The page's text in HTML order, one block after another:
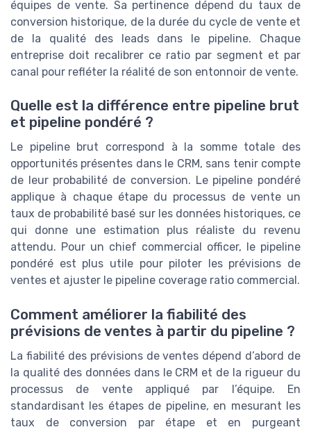
équipes de vente. Sa pertinence dépend du taux de
conversion historique, de la durée du cycle de vente et
de la qualité des leads dans le pipeline. Chaque
entreprise doit recalibrer ce ratio par segment et par
canal pour refléter la réalité de son entonnoir de vente.
Quelle est la différence entre pipeline brut
et pipeline pondéré ?
Le pipeline brut correspond à la somme totale des
opportunités présentes dans le CRM, sans tenir compte
de leur probabilité de conversion. Le pipeline pondéré
applique à chaque étape du processus de vente un
taux de probabilité basé sur les données historiques, ce
qui donne une estimation plus réaliste du revenu
attendu. Pour un chief commercial officer, le pipeline
pondéré est plus utile pour piloter les prévisions de
ventes et ajuster le pipeline coverage ratio commercial.
Comment améliorer la fiabilité des
prévisions de ventes à partir du pipeline ?
La fiabilité des prévisions de ventes dépend d’abord de
la qualité des données dans le CRM et de la rigueur du
processus de vente appliqué par l’équipe. En
standardisant les étapes de pipeline, en mesurant les
taux de conversion par étape et en purgeant